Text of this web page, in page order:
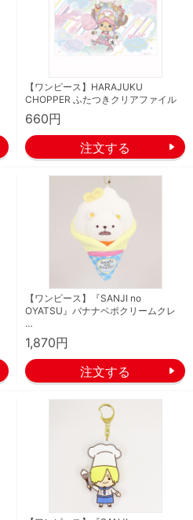
【ワンピース】HARAJUKU
CHOPPER ふたつきクリアファイル
660円
【ワンピース】『SANJI no
OYATSU』バナナベポクリームクレ
…
1,870円